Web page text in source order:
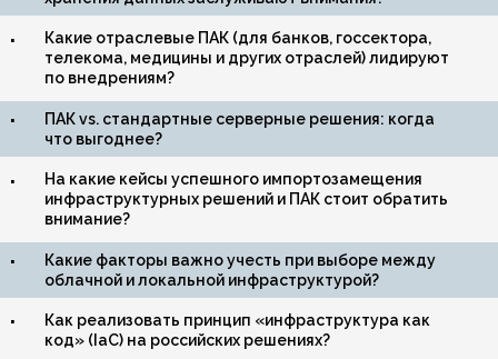
Какие отраслевые ПАК (для банков, госсектора,
телекома, медицины и других отраслей) лидируют
по внедрениям?
ПАК vs. стандартные серверные решения: когда
что выгоднее?
На какие кейсы успешного импортозамещения
инфраструктурных решений и ПАК стоит обратить
внимание?
Какие факторы важно учесть при выборе между
облачной и локальной инфраструктурой?
Как реализовать принцип «инфраструктура как
код» (IaC) на российских решениях?